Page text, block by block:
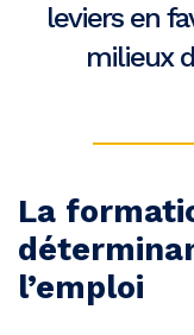
leviers en
milieux
La
l’emploi